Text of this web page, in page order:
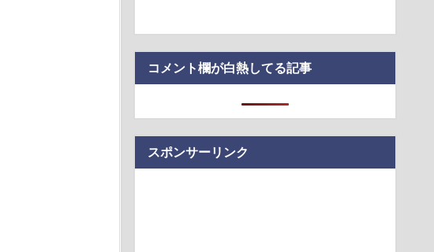
コメント欄が白熱してる記事
スポンサーリンク